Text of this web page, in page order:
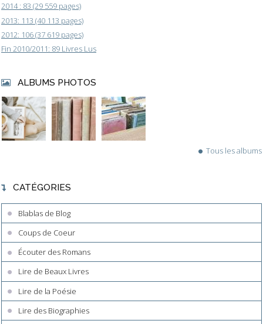
2014 : 83 (29 559 pages)
2013: 113 (40 113 pages)
2012: 106 (37 619 pages)
Fin 2010/2011: 89 Livres Lus
ALBUMS PHOTOS
Tous les albums
CATÉGORIES
Blablas de Blog
Coups de Coeur
Écouter des Romans
Lire de Beaux Livres
Lire de la Poésie
Lire des Biographies